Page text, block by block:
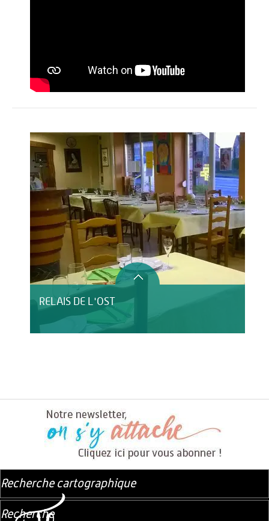
RELAIS DE L'OST
Recherche cartographique
Recherche